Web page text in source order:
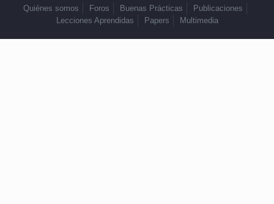
Quiénes somos
Foros Buenas Prácticas
Publicaciones
Lecciones Aprendidas
Papers Multimedia